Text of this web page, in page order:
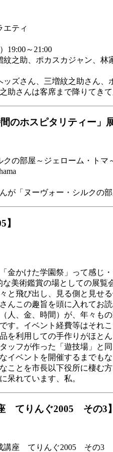
ティ
19:00～21:00
之助、ポカスカジャン、林
ッズさん、三増紋之助さん
助さんは客席まで降りてき
のホスピタリティー」展
の部屋～ジェローム・トマ
が「ヌーヴォー・シルクの
】
金かけた学園祭」って感じ
な美術鑑賞の場としての展
と飛び出し、見る側と見せ
んこの趣旨を頭に入れてお
人、金、時間）が、年々も
す。イベント経費等はそれ
を利用しての手作りがほと
ッフが作った「遊技場」と
イベントを開催するまでも
ことを市長以下役所に棲む
呆れています、私。
てりんぐ2005 その3】
講座 てりんぐ2005 その3